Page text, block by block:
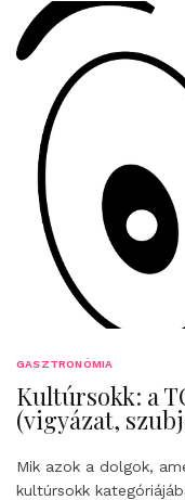
GASZTRONÓMIA
Kultúrsokk: a
(vigyázat,
Mik azok a dolgok,
kultúrsokk